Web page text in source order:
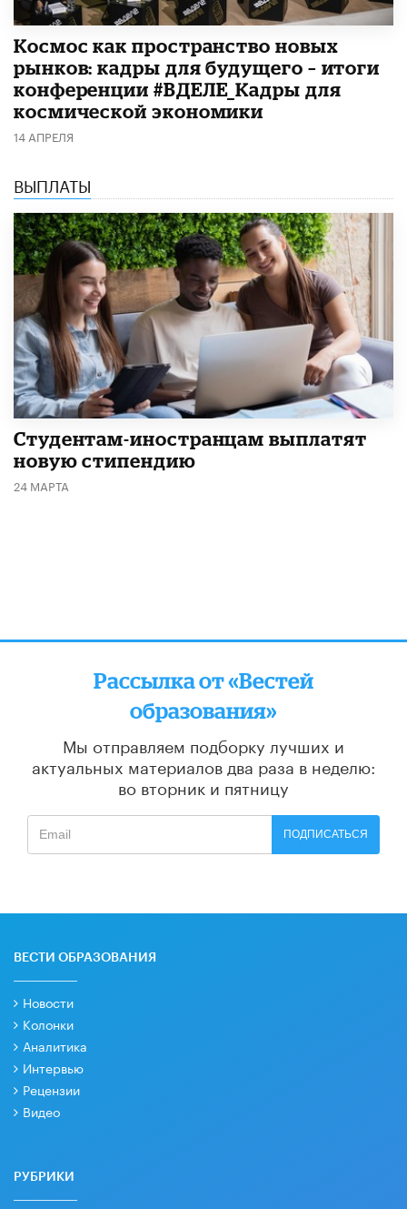
Космос как пространство новых
рынков: кадры для будущего – итоги
конференции #ВДЕЛЕ_Кадры для
космической экономики
14 АПРЕЛЯ
ВЫПЛАТЫ
Студентам-иностранцам выплатят
новую стипендию
24 МАРТА
Рассылка от «Вестей
образования»
Мы отправляем подборку лучших и
актуальных материалов два раза в неделю:
во вторник и пятницу
ПОДПИСАТЬСЯ
ВЕСТИ ОБРАЗОВАНИЯ
Новости
Колонки
Аналитика
Интервью
Рецензии
Видео
РУБРИКИ